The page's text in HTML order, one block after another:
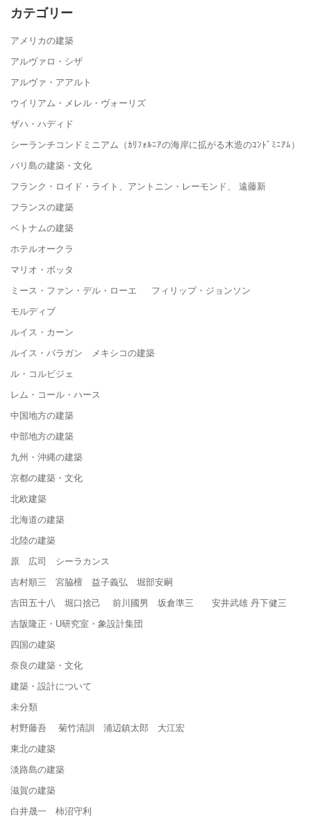
カテゴリー
アメリカの建築
アルヴァロ・シザ
アルヴァ・アアルト
ウイリアム・メレル・ヴォーリズ
ザハ・ハディド
シーランチコンドミニアム（ｶﾘﾌｫﾙﾆｱの海岸に拡がる木造のｺﾝﾄﾞﾐﾆｱﾑ）
バリ島の建築・文化
フランク・ロイド・ライト、アントニン・レーモンド、 遠藤新
フランスの建築
ベトナムの建築
ホテルオークラ
マリオ・ボッタ
ミース・ファン・デル・ローエ フィリップ・ジョンソン
モルディブ
ルイス・カーン
ルイス・バラガン メキシコの建築
ル・コルビジェ
レム・コール・ハース
中国地方の建築
中部地方の建築
九州・沖縄の建築
京都の建築・文化
北欧建築
北海道の建築
北陸の建築
原 広司 シーラカンス
吉村順三 宮脇檀 益子義弘 堀部安嗣
吉田五十八 堀口捨己 前川國男 坂倉準三 安井武雄 丹下健三
吉阪隆正・U研究室・象設計集団
四国の建築
奈良の建築・文化
建築・設計について
未分類
村野藤吾 菊竹清訓 浦辺鎮太郎 大江宏
東北の建築
淡路島の建築
滋賀の建築
白井晟一 柿沼守利